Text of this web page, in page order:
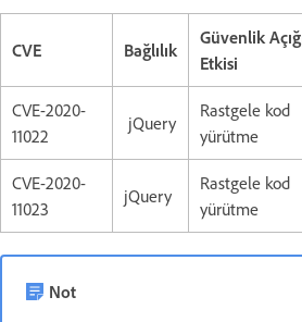
CVE Bağlılık
Güvenlik
Etkisi
CVE-2020-
11022
jQuery
Rastgele kod
yürütme
CVE-2020-
11023
jQuery
Rastgele kod
yürütme
Not